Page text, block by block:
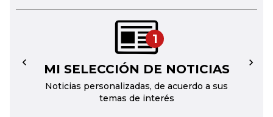
1
MI SELECCIÓN DE NOTICIAS
Noticias personalizadas, de acuerdo a sus
temas de interés
← →